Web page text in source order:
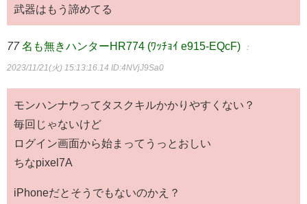
武器はもう諦めてる
77 名も無きハンターHR774 (ﾜｯﾁｮｲ e915-EQcF) ：
2023/11/21(火) 15:13:16.14 ID:4NVjJ9Sa0
モンハンナウってタスクキルかかりやすくない？
毎回じゃないけど
ログイン画面から始まってうっとおしい
ちなpixel7A
iPhoneだとそうでもないのかえ？